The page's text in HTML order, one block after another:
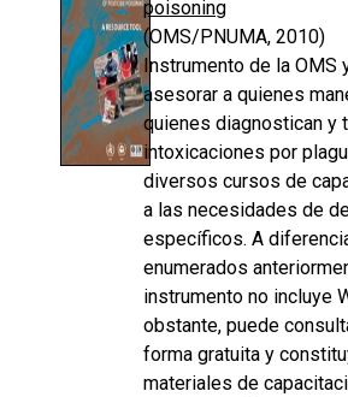
poisoning
(OMS/PNUMA, 2010)
Instrumento de la OMS
asesorar a quienes
quienes diagnostican y
intoxicaciones por
diversos cursos de
a las necesidades de
específicos. A
enumerados
instrumento no incluye
obstante, puede
forma gratuita y
materiales de